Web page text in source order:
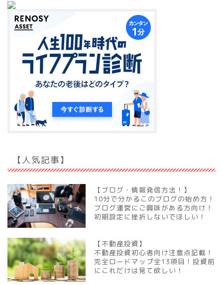
【人気記事】
【ブログ・情報発信方法！】
10分で分かるこのブログの始め方！
ブログ運営にご興味がある方向け！
初期設定に挫折しないでほしい！
【不動産投資】
不動産投資初心者向け注意点記載！
完全ロードマップ全13項目！投資前
にこれだけは見て欲しい！